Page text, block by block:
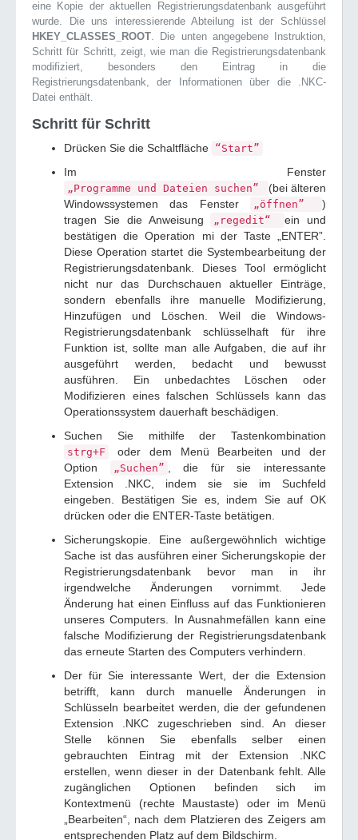
eine Kopie der aktuellen Registrierungsdatenbank ausgeführt
wurde. Die uns interessierende Abteilung ist der Schlüssel
HKEY_CLASSES_ROOT. Die unten angegebene Instruktion,
Schritt für Schritt, zeigt, wie man die Registrierungsdatenbank
modifiziert, besonders den Eintrag in die
Registrierungsdatenbank, der Informationen über die .NKC-
Datei enthält.
Schritt für Schritt
Drücken Sie die Schaltfläche “Start”
Im Fenster
„Programme und Dateien suchen”
(bei älteren
Windowssystemen das Fenster
„öffnen”
)
tragen Sie die Anweisung
„regedit“
ein und
bestätigen die Operation mi der Taste „ENTER”.
Diese Operation startet die Systembearbeitung der
Registrierungsdatenbank. Dieses Tool ermöglicht
nicht nur das Durchschauen aktueller Einträge,
sondern ebenfalls ihre manuelle Modifizierung,
Hinzufügen und Löschen. Weil die Windows-
Registrierungsdatenbank schlüsselhaft für ihre
Funktion ist, sollte man alle Aufgaben, die auf ihr
ausgeführt werden, bedacht und bewusst
ausführen. Ein unbedachtes Löschen oder
Modifizieren eines falschen Schlüssels kann das
Operationssystem dauerhaft beschädigen.
Suchen Sie mithilfe der Tastenkombination
strg+F
oder dem Menü Bearbeiten und der
Option
„Suchen”
, die für sie interessante
Extension .NKC, indem sie sie im Suchfeld
eingeben. Bestätigen Sie es, indem Sie auf OK
drücken oder die ENTER-Taste betätigen.
Sicherungskopie. Eine außergewöhnlich wichtige
Sache ist das ausführen einer Sicherungskopie der
Registrierungsdatenbank bevor man in ihr
irgendwelche Änderungen vornimmt. Jede
Änderung hat einen Einfluss auf das Funktionieren
unseres Computers. In Ausnahmefällen kann eine
falsche Modifizierung der Registrierungsdatenbank
das erneute Starten des Computers verhindern.
Der für Sie interessante Wert, der die Extension
betrifft, kann durch manuelle Änderungen in
Schlüsseln bearbeitet werden, die der gefundenen
Extension .NKC zugeschrieben sind. An dieser
Stelle können Sie ebenfalls selber einen
gebrauchten Eintrag mit der Extension .NKC
erstellen, wenn dieser in der Datenbank fehlt. Alle
zugänglichen Optionen befinden sich im
Kontextmenü (rechte Maustaste) oder im Menü
„Bearbeiten“, nach dem Platzieren des Zeigers am
entsprechenden Platz auf dem Bildschirm.